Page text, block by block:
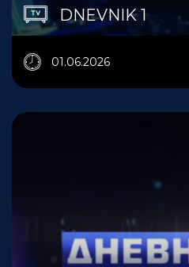
DNEVNIK 1
01.06.2026